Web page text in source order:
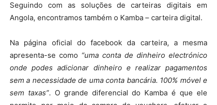
Seguindo com as soluções de carteiras digitais em
Angola, encontramos também o Kamba – carteira digital.
Na página oficial do facebook da carteira, a mesma
apresenta-se como “uma conta de dinheiro electrónico
onde podes adicionar dinheiro e realizar pagamentos
sem a necessidade de uma conta bancária. 100% móvel e
sem taxas”. O grande diferencial do Kamba é que ele